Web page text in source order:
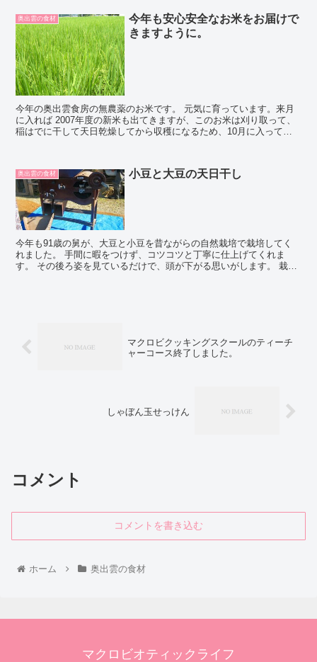
奥出雲の食材
今年も安心安全なお米をお届けで
きますように。
今年の奥出雲食房の無農薬のお米です。 元気に育っています。来月
に入れば 2007年度の新米も出てきますが、このお米は刈り取って、
稲はでに干して天日乾燥してから収穫になるため、10月に入ってか
奥出雲の食材 小豆と大豆の天日干し
今年も91歳の舅が、大豆と小豆を昔ながらの自然栽培で栽培してく
れました。 手間に暇をつけず、コツコツと丁寧に仕上げてくれま
す。 その後ろ姿を見ているだけで、頭が下がる思いがします。 栽培
マクロビクッキングスクールのティーチ
ャーコース終了しました。
しゃぼん玉せっけん
コメント
コメントを書き込む
ホーム 奥出雲の食材
マクロビオティックライフ